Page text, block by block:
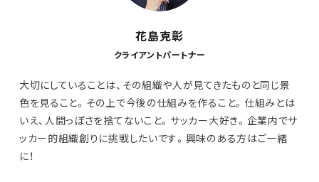
花島克彰
クライアントパートナー
大切にしていることは、その組織や人が見てきたものと同じ景
色を見ること。その上で今後の仕組みを作ること。仕組みとは
いえ、人間っぽさを捨てないこと。サッカー大好き。企業内でサ
ッカー的組織創りに挑戦したいです。興味のある方はご一緒
に！